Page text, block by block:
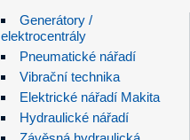
Generátory /
elektrocentrály
Pneumatické nářadí
Vibrační technika
Elektrické nářadí Makita
Hydraulické nářadí